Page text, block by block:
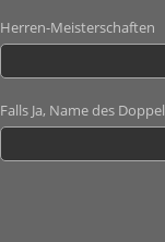
Herren-Meisterschaften
Falls Ja, Name des